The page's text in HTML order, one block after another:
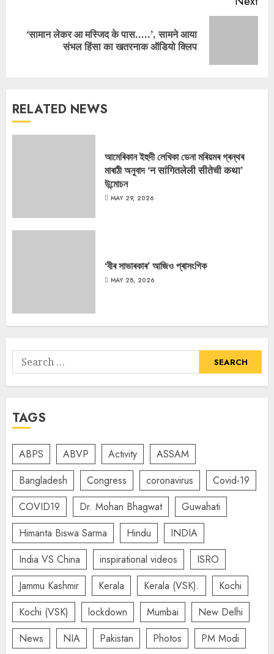
Next
‘सामान लेकर आ मस्जिद के पास…..’, सामने आया
संभल हिंसा का खतरनाक ऑडियो क्लिप
RELATED NEWS
আমেৰিকান ইহুদী লেখিকা ডেনা মৰিয়মৰ গ্ৰন্থৰ
মাৰাঠী অনুবাদ ‘न सांगितलेली सीतेची कथा’
উন্মোচন
MAY 29, 2026
‘বীৰ সাভাৰকাৰ’ আজিও প্ৰাসংগিক
MAY 28, 2026
Search
for:
TAGS
ABPS ABVP Activity
ASSAM
Bangladesh
Congress coronavirus
Covid-19
COVID19
Dr. Mohan Bhagwat
Guwahati
Himanta Biswa Sarma
Hindu
INDIA
India VS China
inspirational videos
ISRO
Jammu Kashmir
Kerala Kerala (VSK).
Kochi
Kochi (VSK)
lockdown Mumbai
New Delhi
News
NIA Pakistan Photos
PM Modi